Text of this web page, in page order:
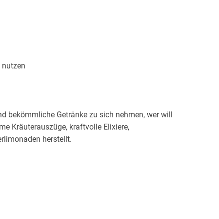
bekömmliche Getränke zu sich nehmen, wer will
Kräuterauszüge, kraftvolle Elixiere,